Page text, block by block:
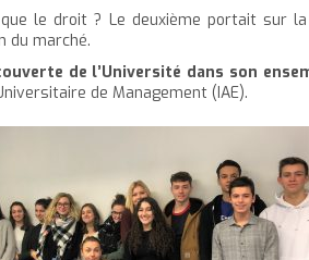
le droit ? Le deuxième portait sur
du marché.
de l’Université dans son
de Management (IAE).